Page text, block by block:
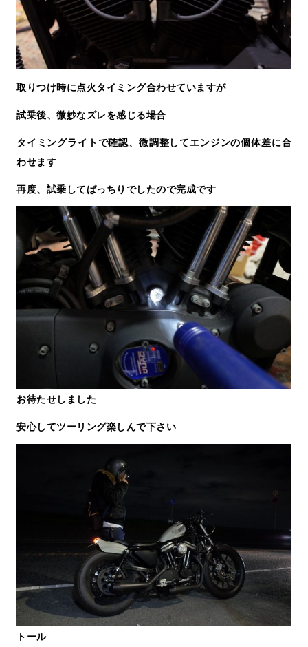
取りつけ時に点火タイミング合わせていますが
試乗後、微妙なズレを感じる場合
タイミングライトで確認、微調整してエンジンの個体差に合
わせます
再度、試乗してばっちりでしたので完成です
お待たせしました
安心してツーリング楽しんで下さい
トール